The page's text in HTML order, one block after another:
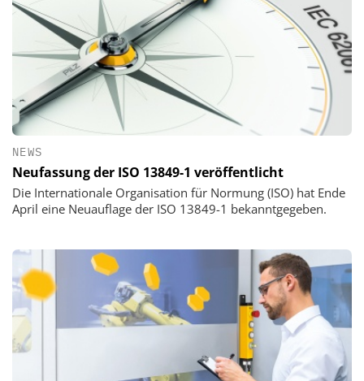
NEWS
Neufassung der ISO 13849-1 veröffentlicht
Die Internationale Organisation für Normung (ISO) hat Ende
April eine Neuauflage der ISO 13849-1 bekanntgegeben.